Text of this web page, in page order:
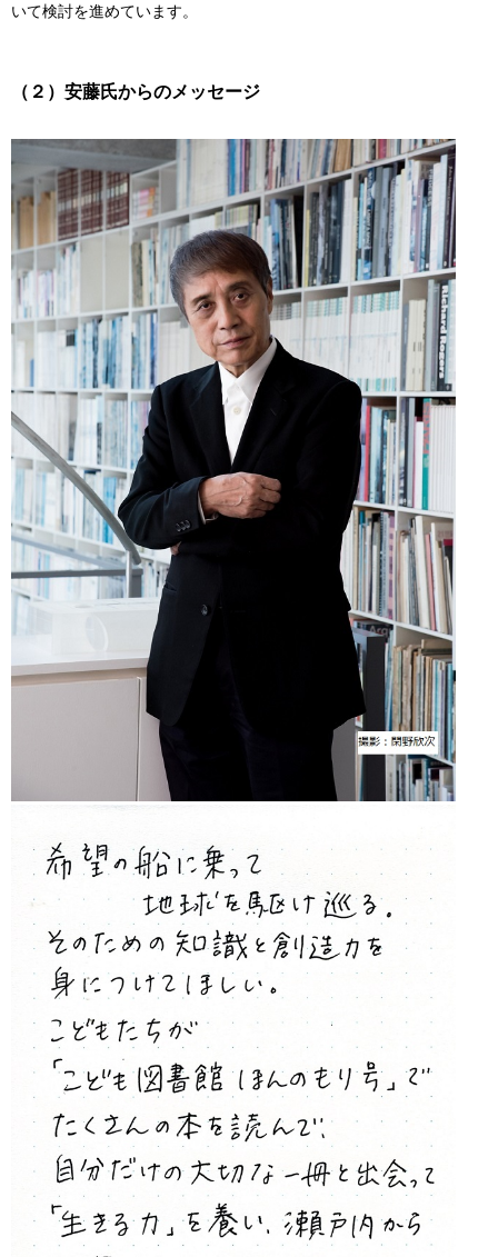
いて検討を進めています。
（２）安藤氏からのメッセージ